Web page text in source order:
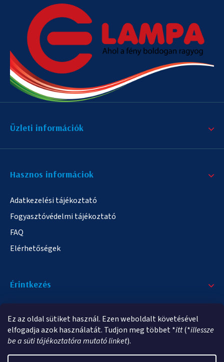
Ez az oldal sütiket használ. Ezen weboldalt követésével
elfogadja azok használatát. Tudjon meg többet *itt(*illessze
be a süti tájékoztatóra mutató linket).
Üzleti információk
Hasznos informáciok
Adatkezelési tájékoztató
Fogyasztóvédelmi tájékoztató
FAQ
Elérhetőségek
Érintkezés
info@elampa.hu